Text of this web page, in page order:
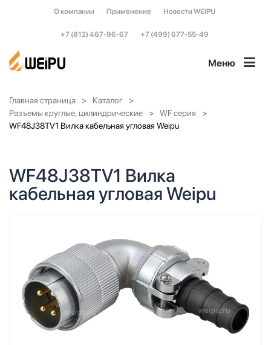
О компании Применение Новости WEIPU
+7 (812) 467-96-67 +7 (499) 677-55-49
Меню
Главная страница
Каталог
Разъемы круглые, цилиндрические
WF серия
WF48J38TV1 Вилка кабельная угловая Weipu
WF48J38TV1 Вилка
кабельная угловая Weipu